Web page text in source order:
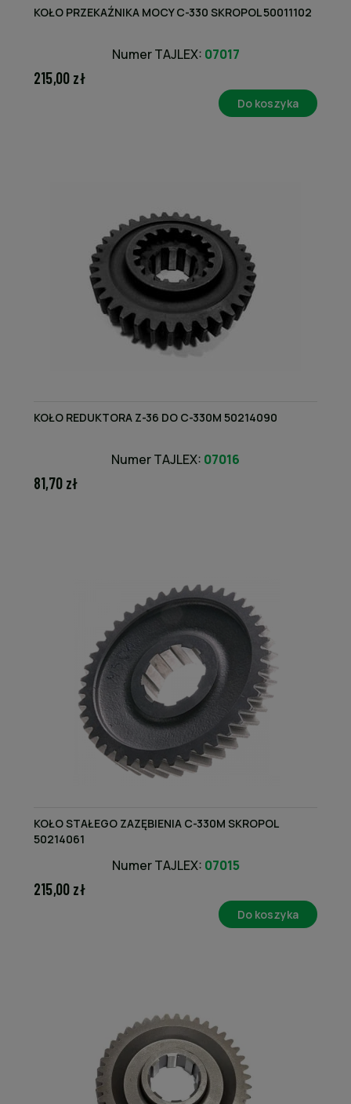
KOŁO PRZEKAŹNIKA MOCY C-330 SKROPOL 50011102
Numer TAJLEX: 07017
215,00 zł
Do koszyka
KOŁO REDUKTORA Z-36 DO C-330M 50214090
Numer TAJLEX: 07016
81,70 zł
KOŁO STAŁEGO ZAZĘBIENIA C-330M SKROPOL
50214061
Numer TAJLEX: 07015
215,00 zł
Do koszyka